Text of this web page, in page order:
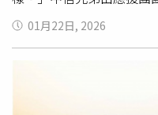
出戰，Gary以街舞底子
之姿自信喊出美強兼備
01月22日, 2026